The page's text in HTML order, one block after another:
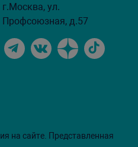
г.Москва, ул.
Профсоюзная, д.57
на сайте. Представленная